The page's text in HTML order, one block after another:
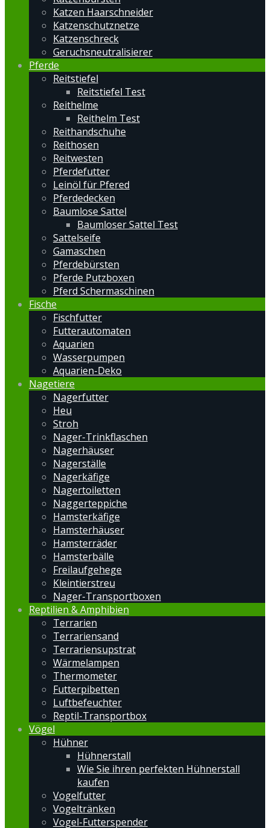
Katzen Haarschneider
Katzenschutznetze
Katzenschreck
Geruchsneutralisierer
Pferde
Reitstiefel
Reitstiefel Test
Reithelme
Reithelm Test
Reithandschuhe
Reithosen
Reitwesten
Pferdefutter
Leinöl für Pfered
Pferdedecken
Baumlose Sattel
Baumloser Sattel Test
Sattelseife
Gamaschen
Pferdebürsten
Pferde Putzboxen
Pferd Schermaschinen
Fische
Fischfutter
Futterautomaten
Aquarien
Wasserpumpen
Aquarien-Deko
Nagetiere
Nagerfutter
Heu
Stroh
Nager-Trinkflaschen
Nagerhäuser
Nagerställe
Nagerkäfige
Nagertoiletten
Naggerteppiche
Hamsterkäfige
Hamsterhäuser
Hamsterräder
Hamsterbälle
Freilaufgehege
Kleintierstreu
Nager-Transportboxen
Reptilien & Amphibien
Terrarien
Terrariensand
Terrariensupstrat
Wärmelampen
Thermometer
Futterpibetten
Luftbefeuchter
Reptil-Transportbox
Vögel
Hühner
Hühnerstall
Wie Sie ihren perfekten Hühnerstall
kaufen
Vogelfutter
Vogeltränken
Vogel-Futterspender